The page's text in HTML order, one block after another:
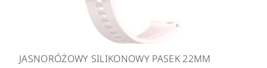
JASNORÓŻOWY SILIKONOWY PASEK 22MM